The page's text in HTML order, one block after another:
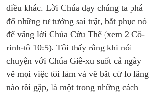
điều khác. Lời Chúa dạy chúng ta phá
đổ những tư tưởng sai trật, bắt phục nó
để vâng lời Chúa Cứu Thế (xem 2 Cô-
rinh-tô 10:5). Tôi thấy rằng khi nói
chuyện với Chúa Giê-xu suốt cả ngày
về mọi việc tôi làm và về bất cứ lo lắng
nào tôi gặp, là một trong những cách